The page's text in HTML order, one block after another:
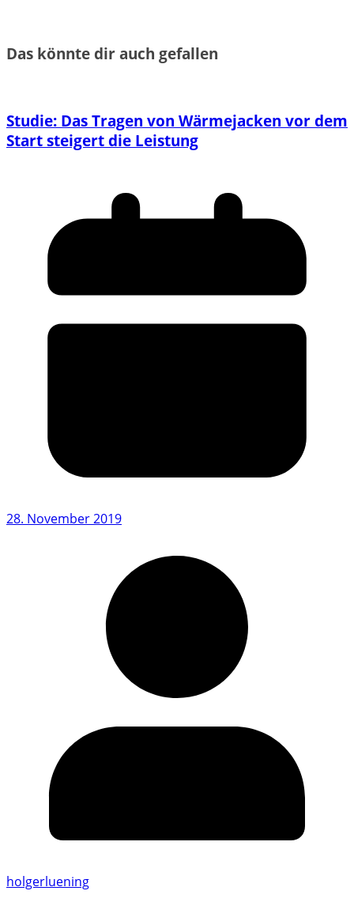
Das könnte dir auch gefallen
Studie: Das Tragen von Wärmejacken vor dem
Start steigert die Leistung
28. November 2019
holgerluening